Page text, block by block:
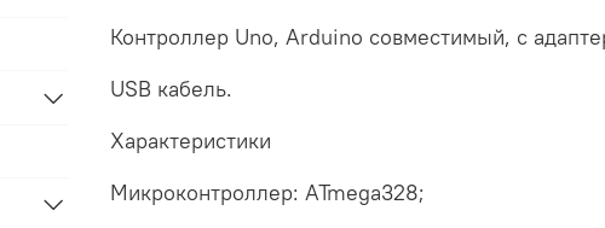
Контроллер Uno, Arduino совместимый, c
USB кабель.
Характеристики
Микроконтроллер: ATmega328;